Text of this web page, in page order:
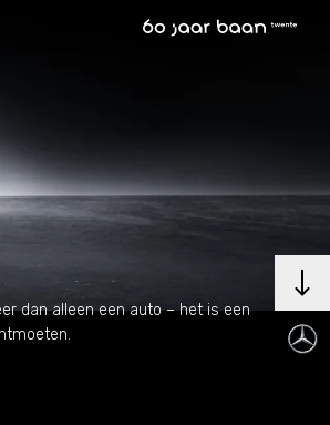
dan alleen een auto – het is een